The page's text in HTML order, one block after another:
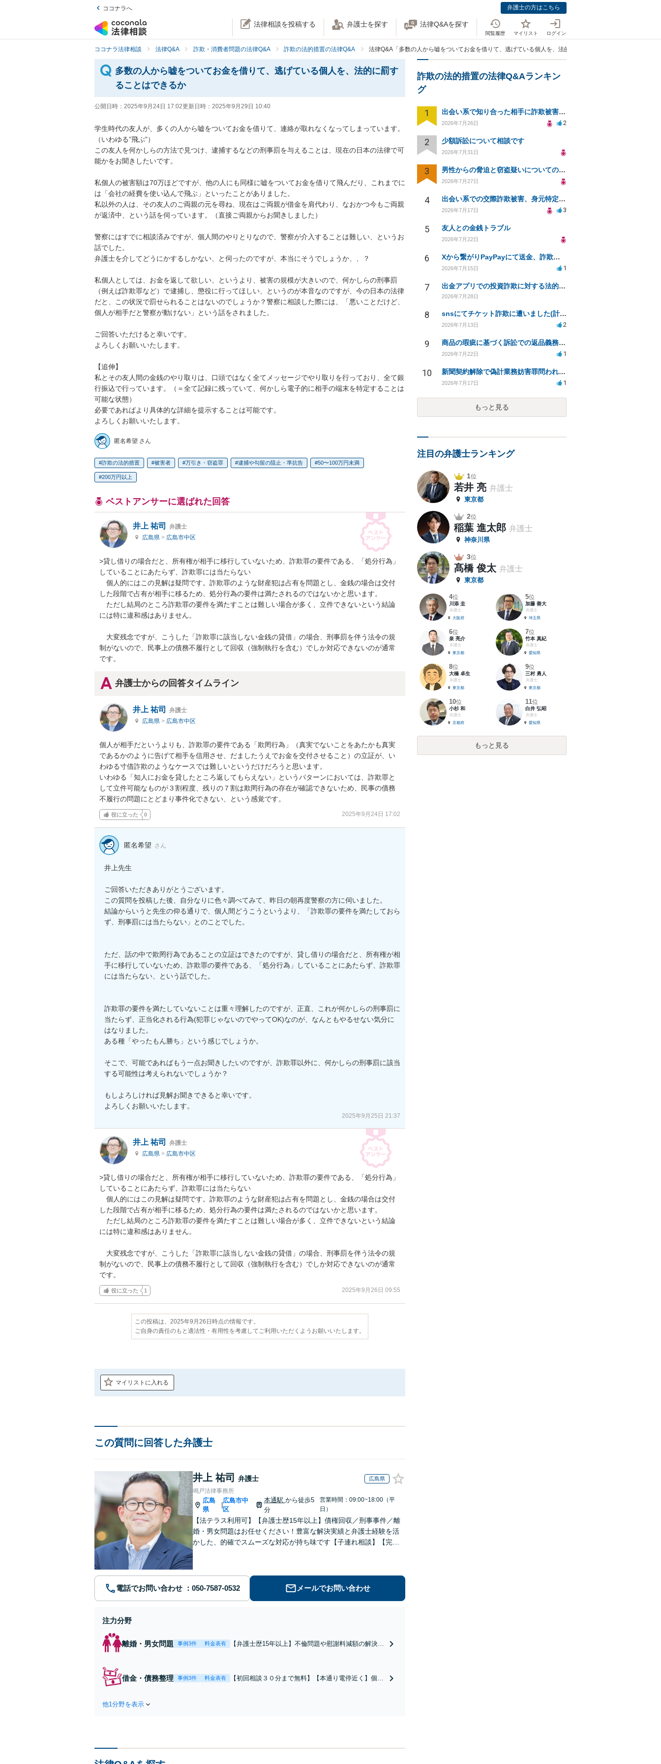
ココナラへ 弁護士の方はこちら
法律相談を投稿する 弁護士を探す 法律Q&Aを探す
閲覧履歴 マイリスト ログイン
ココナラ法律相談 法律Q&A 詐欺・消費者問題の法律Q&A 詐欺の法的措置の法律Q&A 法律Q&A「多数の人から嘘をついてお金を借りて、逃げている個人を、法的に罰することはできるか」
多数の人から嘘をついてお金を借りて、逃げている個人を、法的に罰す
ることはできるか
公開日時： 2025年9月24日 17:02更新日時： 2025年9月29日 10:40
学生時代の友人が、多くの人から嘘をついてお金を借りて、連絡が取れなくなってしまっています。
（いわゆる”飛ぶ”）
この友人を何かしらの方法で見つけ、逮捕するなどの刑事罰を与えることは、現在の日本の法律で可
能かをお聞きしたいです。
私個人の被害額は70万ほどですが、他の人にも同様に嘘をついてお金を借りて飛んだり、これまでに
は「会社の経費を使い込んで飛ぶ」といったことがありました。
私以外の人は、その友人のご両親の元を尋ね、現在はご両親が借金を肩代わり、なおかつ今もご両親
が返済中、という話を伺っています。（直接ご両親からお聞きしました）
警察にはすでに相談済みですが、個人間のやりとりなので、警察が介入することは難しい、というお
話でした。
弁護士を介してどうにかするしかない、と伺ったのですが、本当にそうでしょうか、、？
私個人としては、お金を返して欲しい、というより、被害の規模が大きいので、何かしらの刑事罰
（例えば詐欺罪など）で逮捕し、懲役に行ってほしい、というのが本音なのですが、今の日本の法律
だと、この状況で罰せられることはないのでしょうか？警察に相談した際には、「悪いことだけど、
個人が相手だと警察が動けない」という話をされました。
ご回答いただけると幸いです。
よろしくお願いいたします。
【追伸】
私とその友人間の金銭のやり取りは、口頭ではなく全てメッセージでやり取りを行っており、全て銀
行振込で行っています。（＝全て記録に残っていて、何かしら電子的に相手の端末を特定することは
可能な状態）
必要であればより具体的な詳細を提示することは可能です。
よろしくお願いいたします。
匿名希望 さん
詐欺の法的措置 被害者 万引き・窃盗罪 逮捕や勾留の阻止・準抗告 50〜100万円未満
200万円以上
ベストアンサーに選ばれた回答
井上 祐司
弁護士
広島県 > 広島市中区
>貸し借りの場合だと、所有権が相手に移行していないため、詐欺罪の要件である、「処分行為」
していることにあたらず、詐欺罪には当たらない
個人的にはこの見解は疑問です。詐欺罪のような財産犯は占有を問題とし、金銭の場合は交付
した段階で占有が相手に移るため、処分行為の要件は満たされるのではないかと思います。
ただし結局のところ詐欺罪の要件を満たすことは難しい場合が多く、立件できないという結論
には特に違和感はありません。
大変残念ですが、こうした「詐欺罪に該当しない金銭の貸借」の場合、刑事罰を伴う法令の規
制がないので、民事上の債務不履行として回収（強制執行を含む）でしか対応できないのが通常
です。
弁護士からの回答タイムライン
井上 祐司
弁護士
広島県 > 広島市中区
個人が相手だというよりも、詐欺罪の要件である「欺罔行為」（真実でないことをあたかも真実
であるかのように告げて相手を信用させ、だましたうえでお金を交付させること）の立証が、い
わゆる寸借詐欺のようなケースでは難しいというだけだろうと思います。
いわゆる「知人にお金を貸したところ返してもらえない」というパターンにおいては、詐欺罪と
して立件可能なものが３割程度、残りの７割は欺罔行為の存在が確認できないため、民事の債務
不履行の問題にとどまり事件化できない、という感覚です。
役に立った 0 2025年9月24日 17:02
匿名希望 さん
井上先生
ご回答いただきありがとうございます。
この質問を投稿した後、自分なりに色々調べてみて、昨日の朝再度警察の方に伺いました。
結論からいうと先生の仰る通りで、個人間どうこうというより、「詐欺罪の要件を満たしておら
ず、刑事罰には当たらない」とのことでした。
ただ、話の中で欺罔行為であることの立証はできたのですが、貸し借りの場合だと、所有権が相
手に移行していないため、詐欺罪の要件である、「処分行為」していることにあたらず、詐欺罪
には当たらない、という話でした。
詐欺罪の要件を満たしていないことは重々理解したのですが、正直、これが何かしらの刑事罰に
当たらず、正当化される行為(犯罪じゃないのでやってOK)なのが、なんともやるせない気分に
はなりました。
ある種「やったもん勝ち」という感じでしょうか。
そこで、可能であればもう一点お聞きしたいのですが、詐欺罪以外に、何かしらの刑事罰に該当
する可能性は考えられないでしょうか？
もしよろしければ見解お聞きできると幸いです。
よろしくお願いいたします。
2025年9月25日 21:37
井上 祐司
弁護士
広島県 > 広島市中区
>貸し借りの場合だと、所有権が相手に移行していないため、詐欺罪の要件である、「処分行為」
していることにあたらず、詐欺罪には当たらない
個人的にはこの見解は疑問です。詐欺罪のような財産犯は占有を問題とし、金銭の場合は交付
した段階で占有が相手に移るため、処分行為の要件は満たされるのではないかと思います。
ただし結局のところ詐欺罪の要件を満たすことは難しい場合が多く、立件できないという結論
には特に違和感はありません。
大変残念ですが、こうした「詐欺罪に該当しない金銭の貸借」の場合、刑事罰を伴う法令の規
制がないので、民事上の債務不履行として回収（強制執行を含む）でしか対応できないのが通常
です。
役に立った 1 2025年9月26日 09:55
この投稿は、2025年9月26日時点の情報です。
ご自身の責任のもと適法性・有用性を考慮してご利用いただくようお願いいたします。
マイリストに入れる
この質問に回答した弁護士
井上 祐司 弁護士 広島県
鳴戸法律事務所
広島
県
|
広島市中
区
本通駅 から徒歩5
分
営業時間：09:00~18:00（平
日）
【法テラス利用可】【弁護士歴15年以上】債権回収／刑事事件／離
婚・男女問題はお任せください！豊富な解決実績と弁護士経験を活
かした、的確でスムーズな対応が持ち味です【子連れ相談】【完全
電話でお問い合わせ メールでお問い合わせ
注力分野
離婚・男女問題 事例3件 料金表有
【弁護士歴15年以上】不倫問題や慰謝料減額の解決実
室】【子連れ相談可】【本通駅5分】
借金・債務整理 事例3件 料金表有
【初回相談３０分まで無料】【本通り電停近く】個
他1分野を表示
詐欺の法的措置の法律Q&Aランキン
グ
1 出会い系で知り合った相手に詐欺被害、免許証の悪用リスクと対策。
2026年7月26日 2
2 少額訴訟について相談です
2026年7月31日
3 男性からの脅迫と窃盗疑いについての法的対処法
2026年7月27日
4 出会い系での交際詐欺被害、身元特定と返金請求の方法は？
2026年7月17日 3
5 友人との金銭トラブル
2026年7月22日
6 Xから繋がりPayPayにて送金、詐欺被害。
2026年7月15日 1
7 出金アプリでの投資詐欺に対する法的措置への対応方法は？
2026年7月28日
8 snsにてチケット詐欺に遭いました(計40万程度)。開示請求や今後の対応について質問したいです。
2026年7月13日 2
9 商品の瑕疵に基づく訴訟での返品義務の有無について教えてください
2026年7月22日 1
10 新聞契約解除で偽計業務妨害罪問われる可能性は？
2026年7月17日 1
もっと見る
注目の弁護士ランキング
1位
若井 亮 弁護士
東京都
2位
稲葉 進太郎 弁護士
神奈川県
3位
髙橋 俊太 弁護士
東京都
4位
川添 圭
弁護士
大阪府
5位
加藤 善大
弁護士
埼玉県
6位
泉 亮介
弁護士
東京都
7位
竹本 真紀
弁護士
愛知県
8位
大橋 卓生
弁護士
東京都
9位
三村 勇人
弁護士
東京都
10位
小杉 和
弁護士
京都府
11位
白井 弘昭
弁護士
愛知県
もっと見る